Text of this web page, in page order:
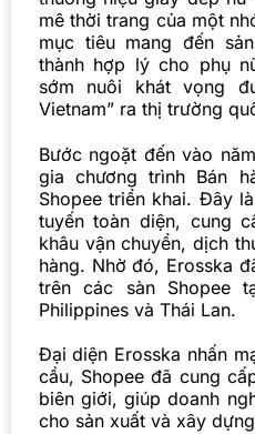
mê thời trang của một
mục tiêu mang đến
thành hợp lý cho phụ
sớm nuôi khát vọng
Vietnam” ra thị trường
Bước ngoặt đến vào
gia chương trình Bán
Shopee triển khai. Đây
tuyến toàn diện, cung
khâu vận chuyển, dịch
hàng. Nhờ đó, Erosska
trên các sàn Shopee
Philippines và Thái Lan.
Đại diện Erosska nhấn
cầu, Shopee đã cung
biên giới, giúp doanh
cho sản xuất và xây